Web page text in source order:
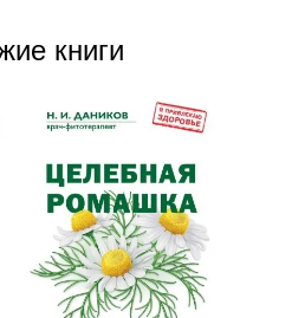
книги